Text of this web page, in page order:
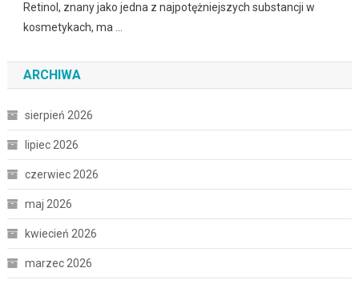
Retinol, znany jako jedna z najpotężniejszych substancji w
kosmetykach, ma …
ARCHIWA
sierpień 2026
lipiec 2026
czerwiec 2026
maj 2026
kwiecień 2026
marzec 2026